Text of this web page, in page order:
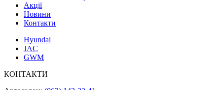
Акції
Новини
Контакти
Hyundai
JAC
GWM
КОНТАКТИ